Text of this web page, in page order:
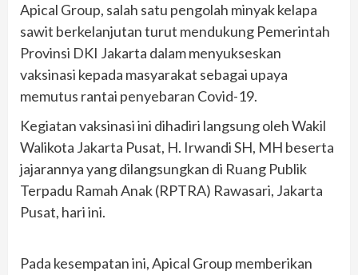
Apical Group, salah satu pengolah minyak kelapa
sawit berkelanjutan turut mendukung Pemerintah
Provinsi DKI Jakarta dalam menyukseskan
vaksinasi kepada masyarakat sebagai upaya
memutus rantai penyebaran Covid-19.
Kegiatan vaksinasi ini dihadiri langsung oleh Wakil
Walikota Jakarta Pusat, H. Irwandi SH, MH beserta
jajarannya yang dilangsungkan di Ruang Publik
Terpadu Ramah Anak (RPTRA) Rawasari, Jakarta
Pusat, hari ini.
Pada kesempatan ini, Apical Group memberikan